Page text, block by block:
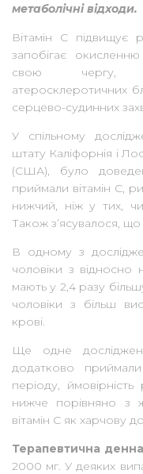
метаболічні відходи.
Вітамін С підвищує
запобігає окисленню
свою чергу,
атеросклеротичних
серцево-судинних
У спільному
штату Каліфорнія і
(США), було
приймали вітамін С,
нижчий, ніж у тих,
Також з’ясувалося, що
В одному з
чоловіки з відносно
мають у 2,4 разу
чоловіки з більш
крові.
Ще одне
додатково
періоду,
нижче порівняно з
вітамін С як харчову
Терапевтична
2000 мг. У деяких